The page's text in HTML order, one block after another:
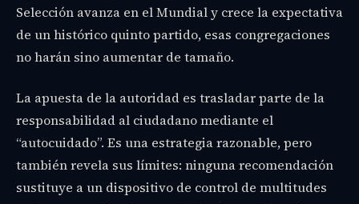
Selección avanza en el Mundial y crece la expectativa
de un histórico quinto partido, esas congregaciones
no harán sino aumentar de tamaño.
La apuesta de la autoridad es trasladar parte de la
responsabilidad al ciudadano mediante el
“autocuidado”. Es una estrategia razonable, pero
también revela sus límites: ninguna recomendación
sustituye a un dispositivo de control de multitudes